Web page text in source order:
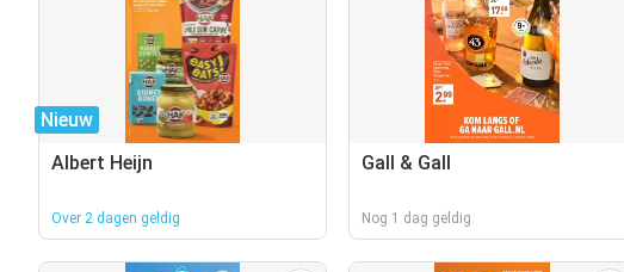
Nieuw
Albert Heijn
Over 2 dagen geldig
Gall & Gall
Nog 1 dag geldig